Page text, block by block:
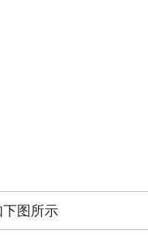
图所示